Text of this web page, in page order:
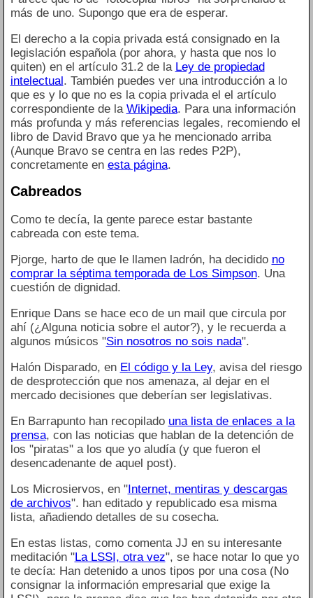
más de uno. Supongo que era de esperar.
El derecho a la copia privada está consignado en la
legislación española (por ahora, y hasta que nos lo
quiten) en el artículo 31.2 de la Ley de propiedad
intelectual . También puedes ver una introducción a lo
que es y lo que no es la copia privada el el artículo
correspondiente de la Wikipedia. Para una información
más profunda y más referencias legales, recomiendo el
libro de David Bravo que ya he mencionado arriba
(Aunque Bravo se centra en las redes P2P),
concretamente en esta página.
Cabreados
Como te decía, la gente parece estar bastante
cabreada con este tema.
Pjorge, harto de que le llamen ladrón, ha decidido no
comprar la séptima temporada de Los Simpson. Una
cuestión de dignidad.
Enrique Dans se hace eco de un mail que circula por
ahí (¿Alguna noticia sobre el autor?), y le recuerda a
algunos músicos "Sin nosotros no sois nada".
Halón Disparado, en El código y la Ley, avisa del riesgo
de desprotección que nos amenaza, al dejar en el
mercado decisiones que deberían ser legislativas.
En Barrapunto han recopilado una lista de enlaces a la
prensa, con las noticias que hablan de la detención de
los "piratas" a los que yo aludía (y que fueron el
desencadenante de aquel post).
Los Microsiervos, en "Internet, mentiras y descargas
de archivos". han editado y republicado esa misma
lista, añadiendo detalles de su cosecha.
En estas listas, como comenta JJ en su interesante
meditación "La LSSI, otra vez", se hace notar lo que yo
te decía: Han detenido a unos tipos por una cosa (No
consignar la información empresarial que exige la